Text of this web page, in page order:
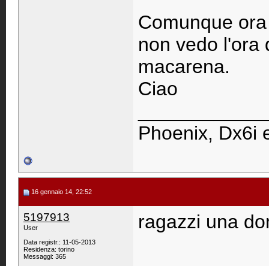
Comunque
non vedo l'ora
macarena.
Ciao
Phoenix, Dx6i
16 gennaio 14, 22:52
5197913
User
Data registr.: 11-05-2013
Residenza: torino
Messaggi: 365
ragazzi una